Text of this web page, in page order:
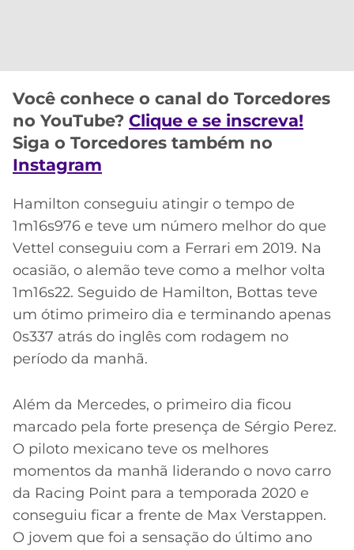
MG
CRUZEIRO
Você conhece o canal do Torcedores
no YouTube? Clique e se inscreva!
Siga o Torcedores também no
Instagram
Hamilton conseguiu atingir o tempo de
1m16s976 e teve um número melhor do que
Vettel conseguiu com a Ferrari em 2019. Na
ocasião, o alemão teve como a melhor volta
1m16s22. Seguido de Hamilton, Bottas teve
um ótimo primeiro dia e terminando apenas
0s337 atrás do inglês com rodagem no
período da manhã.
Além da Mercedes, o primeiro dia ficou
marcado pela forte presença de Sérgio Perez.
O piloto mexicano teve os melhores
momentos da manhã liderando o novo carro
da Racing Point para a temporada 2020 e
conseguiu ficar a frente de Max Verstappen.
O jovem que foi a sensação do último ano